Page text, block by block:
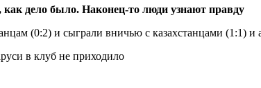
дело было. Наконец-то люди узнают правду
(0:2) и сыграли вничью с казахстанцами (1:1) и